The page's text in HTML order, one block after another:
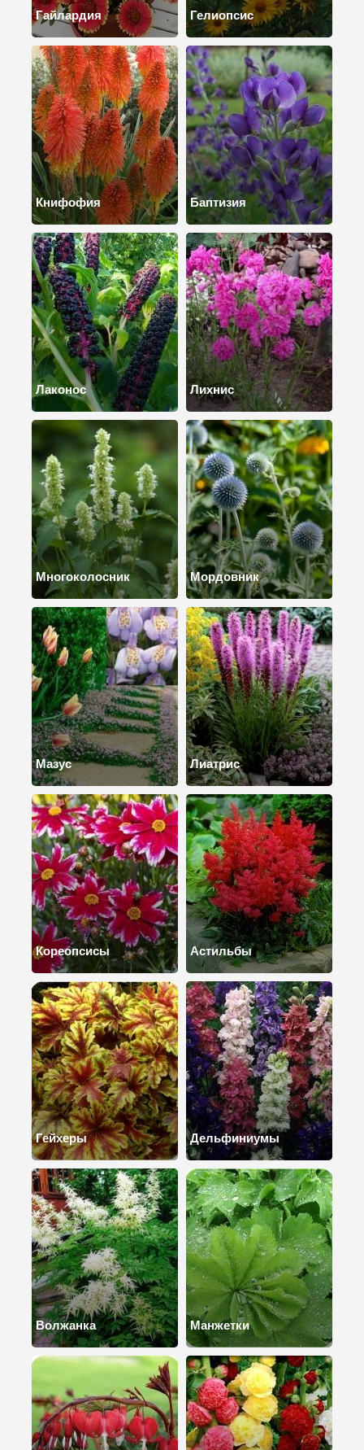
Гайлардия Гелиопсис
Книфофия Баптизия
Лаконос Лихнис
Многоколосник Мордовник
Мазус Лиатрис
Кореопсисы Астильбы
Гейхеры Дельфиниумы
Волжанка Манжетки